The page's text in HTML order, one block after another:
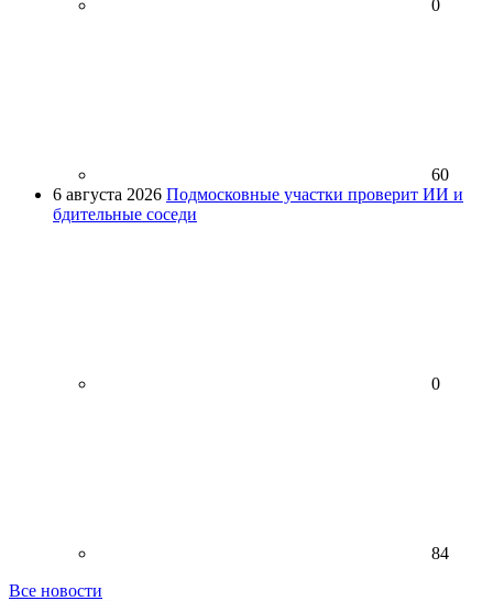
0
60
6 августа 2026 Подмосковные участки проверит ИИ и
бдительные соседи
0
84
Все новости